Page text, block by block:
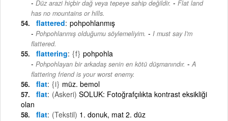
Düz arazi hiçbir dağ veya tepeye sahip değildir. - Flat land
has no mountains or hills.
flattered pohpohlanmış
Pohpohlanmış olduğumu söylemeliyim. - I must say I'm
flattered.
flattering {f} pohpohla
Pohpohlayan bir arkadaş senin en kötü düşmanındır. - A
flattering friend is your worst enemy.
flat {i} müz. bemol
flat (Askeri) SOLUK: Fotoğrafçılıkta kontrast eksikliği
olan
flat (Tekstil) 1. donuk, mat 2. düz